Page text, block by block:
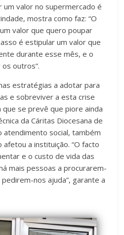
valor no supermercado é
mostra como faz: “O
valor que quero poupar
é estipular um valor que
durante esse mês, e o
outros”.
estratégias a adotar para
e sobreviver a esta crise
se prevê que piore ainda
da Cáritas Diocesana de
atendimento social, também
a instituição. “O facto
e o custo de vida das
mais pessoas a procurarem-
nos ajuda”, garante a